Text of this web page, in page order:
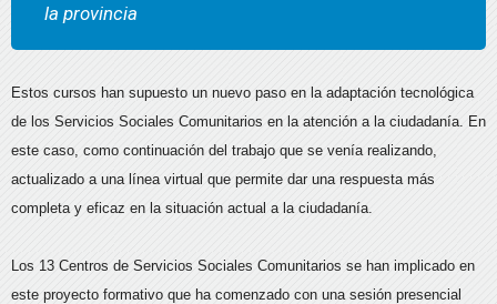
la provincia
Estos cursos han supuesto un nuevo paso en la adaptación tecnológica
de los Servicios Sociales Comunitarios en la atención a la ciudadanía. En
este caso, como continuación del trabajo que se venía realizando,
actualizado a una línea virtual que permite dar una respuesta más
completa y eficaz en la situación actual a la ciudadanía.
Los 13 Centros de Servicios Sociales Comunitarios se han implicado en
este proyecto formativo que ha comenzado con una sesión presencial